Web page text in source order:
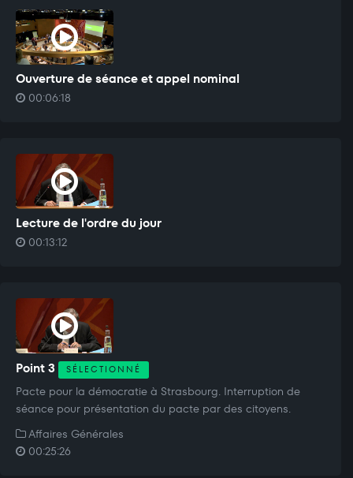
Ouverture de séance et appel nominal
00:06:18
Lecture de l'ordre du jour
00:13:12
Point 3 SÉLECTIONNÉ
Pacte pour la démocratie à Strasbourg. Interruption de
séance pour présentation du pacte par des citoyens.
Affaires Générales
00:25:26